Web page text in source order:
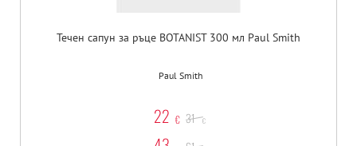
Течен сапун за ръце BOTANIST 300 мл Paul Smith
Paul Smith
22 € 31 €